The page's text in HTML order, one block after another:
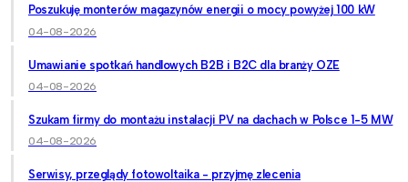
Poszukuję monterów magazynów energii o mocy powyżej 100 kW
04-08-2026
Umawianie spotkań handlowych B2B i B2C dla branży OZE
04-08-2026
Szukam firmy do montażu instalacji PV na dachach w Polsce 1-5 MW
04-08-2026
Serwisy, przeglądy fotowoltaika - przyjmę zlecenia